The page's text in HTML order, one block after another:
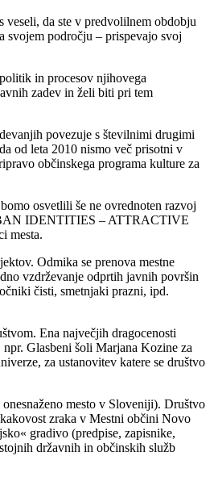
veseli, da ste v predvolilnem obdobju
svojem področju – prispevajo svoj
in procesov njihovega
zadev in želi biti pri tem
povezuje s številnimi drugimi
od leta 2010 nismo več prisotni v
občinskega programa kulture za
osvetlili še ne ovrednoten razvoj
IDENTITIES – ATTRACTIVE
mesta.
Odmika se prenova mestne
vzdrževanje odprtih javnih površin
čisti, smetnjaki prazni, ipd.
Ena največjih dragocenosti
Glasbeni šoli Marjana Kozine za
za ustanovitev katere se društvo
mesto v Sloveniji). Društvo
zraka v Mestni občini Novo
gradivo (predpise, zapisnike,
državnih in občinskih služb